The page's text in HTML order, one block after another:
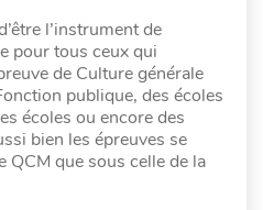
l’instrument de
pour tous ceux qui
de Culture générale
publique, des écoles
écoles ou encore des
bien les épreuves se
QCM que sous celle de la